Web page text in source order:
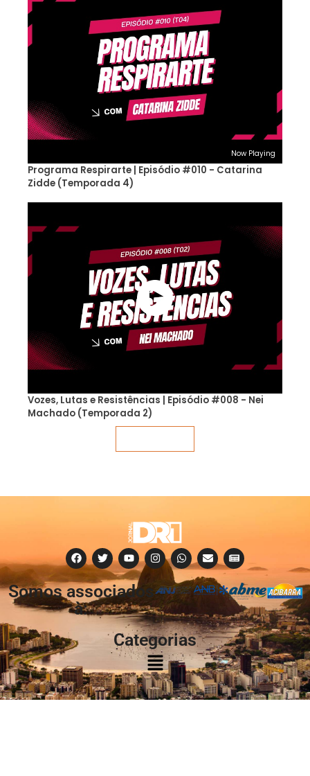
Now Playing
Programa Respirarte | Episódio #010 - Catarina
Zidde (Temporada 4)
Vozes, Lutas e Resistências | Episódio #008 - Nei
Machado (Temporada 2)
Somos associados
à:
Categorias